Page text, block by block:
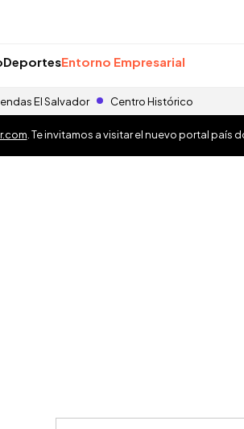
DeportesEntorno Empresarial
El Salvador Centro Histórico
. Te invitamos a visitar el nuevo portal país